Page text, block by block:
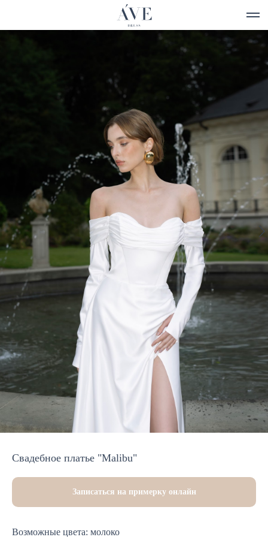
Свадебное платье "Malibu"
Записаться на примерку онлайн
Возможные цвета: молоко